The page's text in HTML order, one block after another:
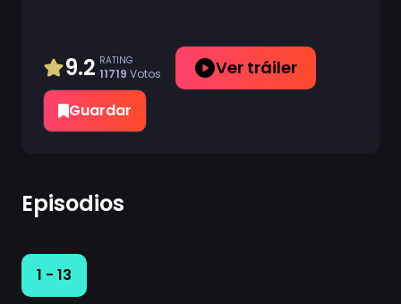
9.2 RATING
11719 Votos Ver tráiler
Guardar
Episodios
1 - 13